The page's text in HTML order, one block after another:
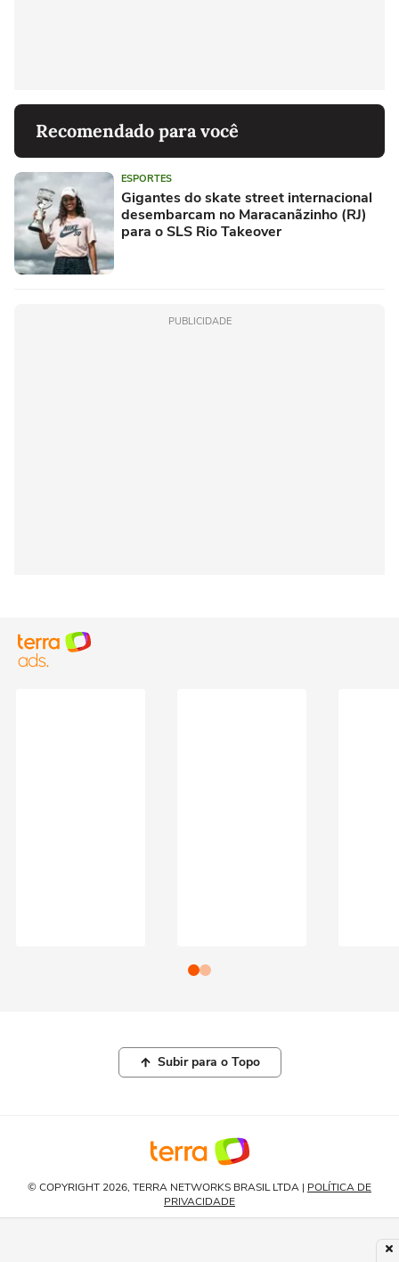
Recomendado para você
ESPORTES
Gigantes do skate street internacional
desembarcam no Maracanãzinho (RJ)
para o SLS Rio Takeover
PUBLICIDADE
Subir para o Topo
© COPYRIGHT 2026, TERRA NETWORKS BRASIL LTDA | POLÍTICA DE
PRIVACIDADE